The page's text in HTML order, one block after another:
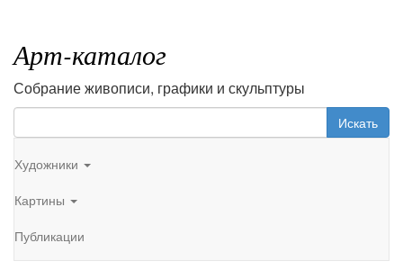
Арт-каталог
Собрание живописи, графики и скульптуры
Искать
Художники
Картины
Публикации